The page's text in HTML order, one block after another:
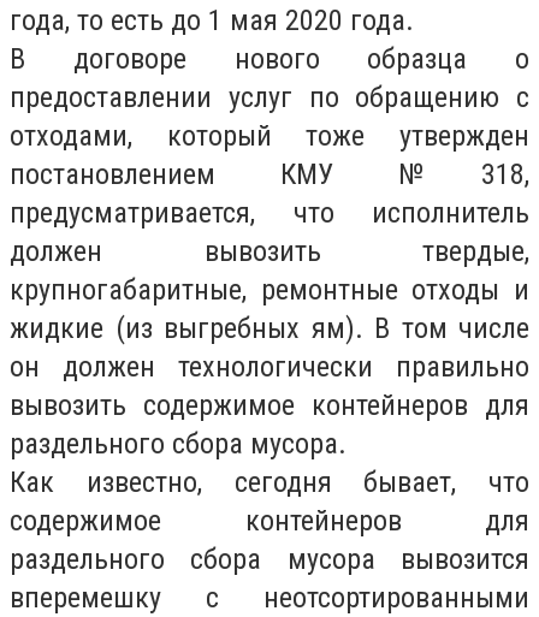
года, то есть до 1 мая 2020 года.
В договоре нового образца о
предоставлении услуг по обращению с
отходами, который тоже утвержден
постановлением КМУ №318,
предусматривается, что исполнитель
должен вывозить твердые,
крупногабаритные, ремонтные отходы и
жидкие (из выгребных ям). В том числе
он должен технологически правильно
вывозить содержимое контейнеров для
раздельного сбора мусора.
Как известно, сегодня бывает, что
содержимое контейнеров для
раздельного сбора мусора вывозится
вперемешку с неотсортированными